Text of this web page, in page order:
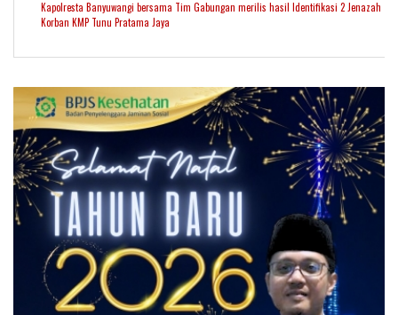
Kapolresta Banyuwangi bersama Tim Gabungan merilis hasil Identifikasi 2 Jenazah
Korban KMP Tunu Pratama Jaya